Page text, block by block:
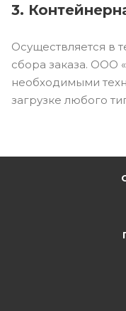
3.
Осуществляется в
сбора заказа. ООО
необходимыми
загрузке любого